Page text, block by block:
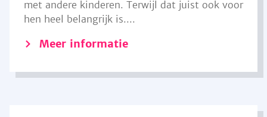
met andere kinderen. Terwijl dat juist ook voor
hen heel belangrijk is....
Meer informatie